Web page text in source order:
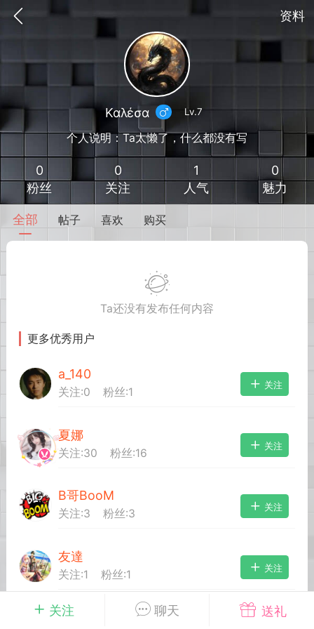
资料
我的钱包 道具 排行榜
攻略教程
17:51
电脑端 其他&工具
杀 模组安装/管理工具v1.1.0 测试版发
管理器专为新手小白准备，让安装
变得更简单不会手动查找目录？不
关注 聊天 送礼
Καλέσα Lv.7
个人说明：Ta太懒了，什么都没有写
0
粉丝
0
关注
1
人气
0
魅力
全部 帖子 喜欢 购买
Ta还没有发布任何内容
更多优秀用户
a_140
关注:0 粉丝:1
关注
夏娜
关注:30 粉丝:16
关注
B哥BooM
关注:3 粉丝:3
关注
友達
关注:1 粉丝:1
关注
一只屑凌云